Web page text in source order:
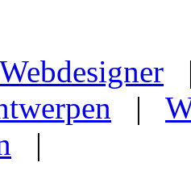
Webdesigner
|
|